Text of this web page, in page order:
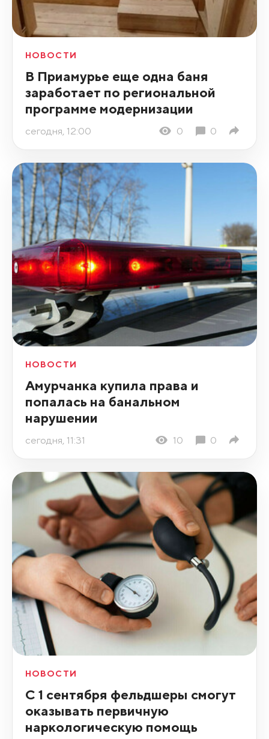
НОВОСТИ
В Приамурье еще одна баня
заработает по региональной
программе модернизации
сегодня, 12:00 0 0
НОВОСТИ
Амурчанка купила права и
попалась на банальном
нарушении
сегодня, 11:31 10 0
НОВОСТИ
С 1 сентября фельдшеры смогут
оказывать первичную
наркологическую помощь